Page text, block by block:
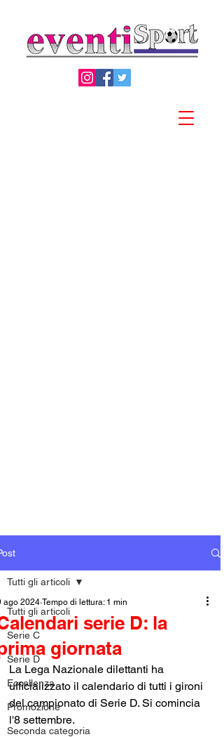
Tutti gli articoli
Serie C
Serie D
Eccellenza
Promozione
Seconda categoria
Tutti gli articoli
serie D: la
giornata
ago 2024 Tempo di lettura: 1 min
La Lega Nazionale dilettanti ha
ufficializzato il calendario di tutti i gironi
del campionato di Serie D. Si comincia
l'8 settembre.